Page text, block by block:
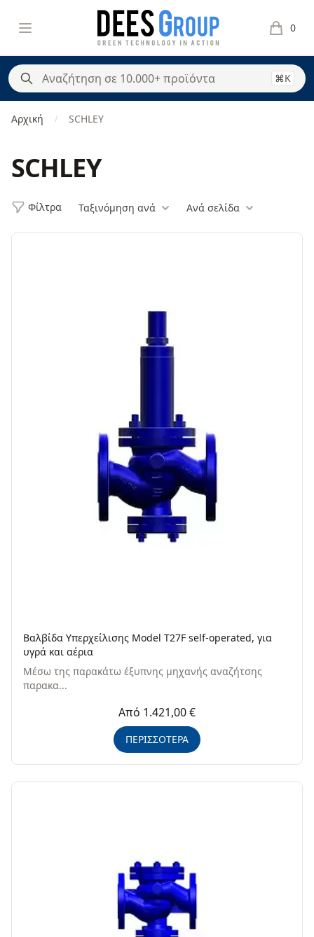
Open menu
DeesGroup
⌘K
0
items in
Αρχική / SCHLEY
SCHLEY
Φίλτρα Ταξινόμηση ανά Ανά σελίδα
Φίλτρα
Products
Βαλβίδα Υπερχείλισης Model T27F self-operated, για
υγρά και αέρια
Μέσω της παρακάτω έξυπνης μηχανής αναζήτσης
παρακα...
Από 1.421,00 €
ΠΕΡΙΣΣΟΤΕΡΑ